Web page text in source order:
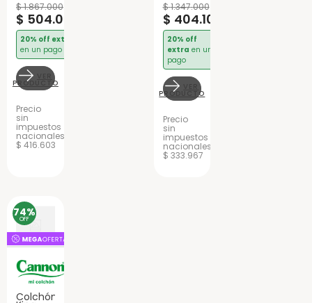
$1.867.000
$ 504.090
20% off extra
en un pago
PRODUCTO
Precio
sin
impuestos
nacionales
$ 416.603
$1.347.000
$ 404.100
20% off
extra en un
pago
PRODUCTO
Precio
sin
impuestos
nacionales
$ 333.967
74%
OFF
Colchón